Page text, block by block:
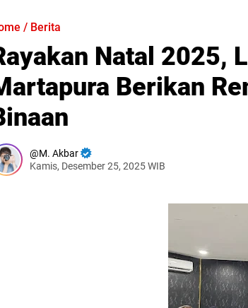
/ Berita
Natal 2025,
Berikan
M. Akbar
Kamis, Desember 25, 2025 WIB